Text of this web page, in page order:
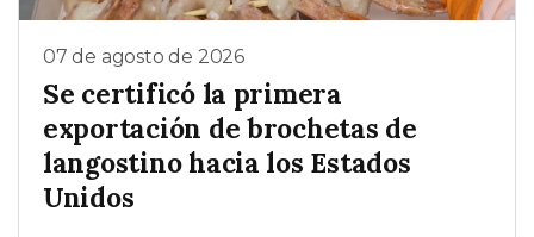
07 de agosto de 2026
Se certificó la primera
exportación de brochetas de
langostino hacia los Estados
Unidos